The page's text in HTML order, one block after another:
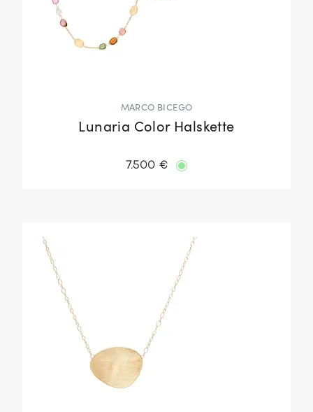
MARCO BICEGO
Lunaria Color Halskette
7.500 €